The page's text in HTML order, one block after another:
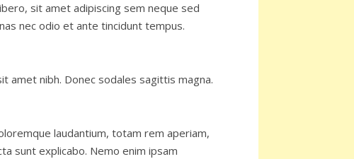
sit amet adipiscing sem neque sed
nec odio et ante tincidunt tempus.
amet nibh. Donec sodales sagittis magna.
laudantium, totam rem aperiam,
sunt explicabo. Nemo enim ipsam